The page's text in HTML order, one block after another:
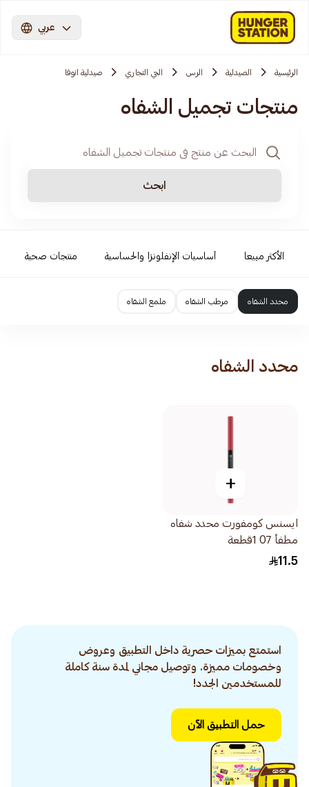
عربي
الرئيسية الصيدلية الرس الحي التجاري صيدلية انوفا
منتجات تجميل الشفاه
ابحث
الأكثر مبيعا أساسيات الإنفلونزا والحساسية منتجات صحية
محدد الشفاه مرطب الشفاه ملمع الشفاه
محدد الشفاه
+
ايسنس كومفورت محدد شفاه
مطفأ 07 1قطعة
11.5
استمتع بميزات حصرية داخل التطبيق وعروض
وخصومات مميزة. وتوصيل مجاني لمدة سنة كاملة
للمستخدمين الجدد!
حمل التطبيق الآن